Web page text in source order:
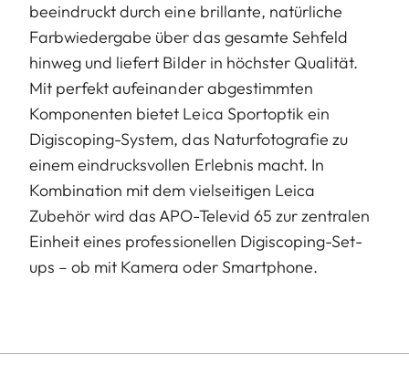
beeindruckt durch eine brillante, natürliche
Farbwiedergabe über das gesamte Sehfeld
hinweg und liefert Bilder in höchster Qualität.
Mit perfekt aufeinander abgestimmten
Komponenten bietet Leica Sportoptik ein
Digiscoping-System, das Naturfotografie zu
einem eindrucksvollen Erlebnis macht. In
Kombination mit dem vielseitigen Leica
Zubehör wird das APO-Televid 65 zur zentralen
Einheit eines professionellen Digiscoping-Set-
ups – ob mit Kamera oder Smartphone.